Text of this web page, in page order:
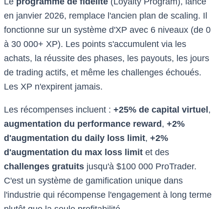
en janvier 2026, remplace l'ancien plan de scaling. Il
fonctionne sur un système d'XP avec 6 niveaux (de 0
à 30 000+ XP). Les points s'accumulent via les
achats, la réussite des phases, les payouts, les jours
de trading actifs, et même les challenges échoués.
Les XP n'expirent jamais.
Les récompenses incluent : +25% de capital virtuel,
augmentation du performance reward, +2%
d'augmentation du daily loss limit, +2%
d'augmentation du max loss limit et des
challenges gratuits jusqu'à $100 000 ProTrader.
C'est un système de gamification unique dans
l'industrie qui récompense l'engagement à long terme